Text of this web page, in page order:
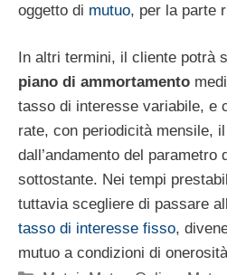
oggetto di mutuo, per la parte
In altri termini, il cliente potrà
piano di ammortamento
tasso di interesse variabile, e
rate, con periodicità mensile,
dall’andamento del parametro
sottostante. Nei tempi
tuttavia scegliere di passare
tasso di interesse fisso,
mutuo a condizioni di